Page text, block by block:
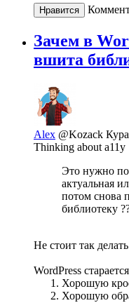
Нравится
Зачем в
вшита
Alex @Kozack
Thinking about a11y
Это нужно
актуальная
потом снова
библиотеку
Не стоит так
WordPress
Хорошую
Хорошую